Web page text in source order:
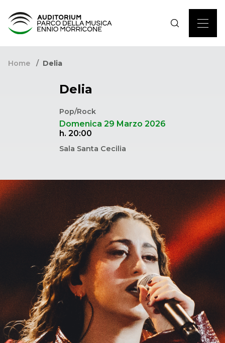
Home Delia
Delia
Pop/Rock
Domenica 29 Marzo 2026
h. 20:00
Sala Santa Cecilia